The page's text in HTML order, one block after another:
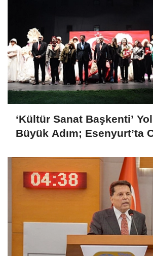
‘Kültür Sanat Başkenti’
Büyük Adım; Esenyurt’ta